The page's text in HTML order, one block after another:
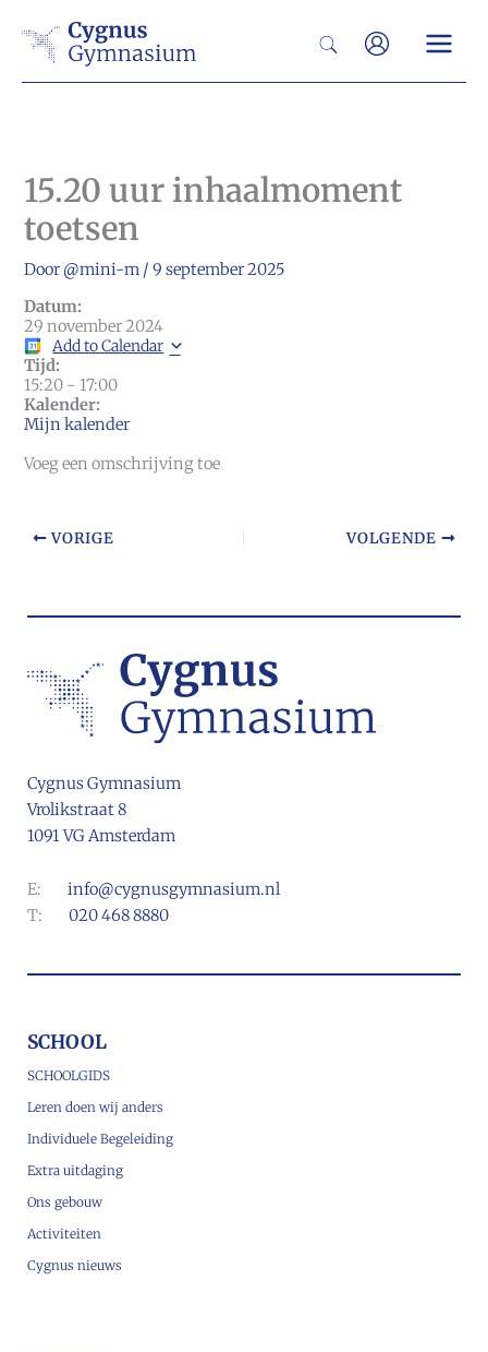
naar
Zoeken
15.20 uur inhaalmoment
toetsen
Door @mini-m /9 september 2025
Datum:
29 november 2024
Add to Calendar
Tijd:
15:20 - 17:00
Kalender:
Mijn kalender
Voeg een omschrijving toe
VORIGE VOLGENDE
Cygnus Gymnasium
Vrolikstraat 8
1091 VG Amsterdam
E: info@cygnusgymnasium.nl
T: 020 468 8880
SCHOOL
SCHOOLGIDS
Leren doen wij anders
Individuele Begeleiding
Extra uitdaging
Ons gebouw
Activiteiten
Cygnus nieuws